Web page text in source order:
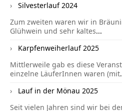
Silvesterlauf 2024
Zum zweiten waren wir in
Glühwein und sehr kaltes...
Karpfenweiherlauf 2025
Mittlerweile gab es diese
einzelne LäuferInnen waren (mit
Lauf in der Mönau 2025
Seit vielen Jahren sind wir bei